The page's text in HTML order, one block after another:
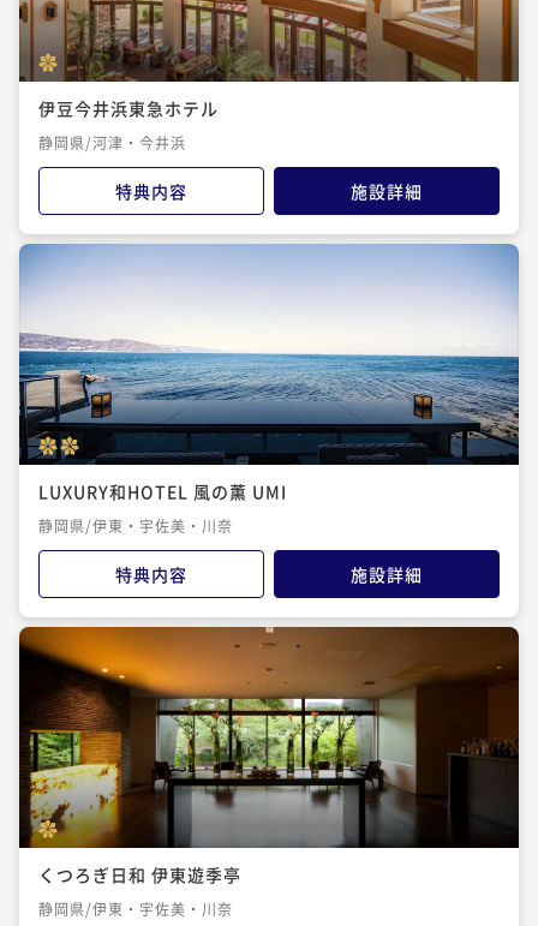
伊豆今井浜東急ホテル
静岡県/河津・今井浜
特典内容 施設詳細
LUXURY和HOTEL 風の薫 UMI
静岡県/伊東・宇佐美・川奈
特典内容 施設詳細
くつろぎ日和 伊東遊季亭
静岡県/伊東・宇佐美・川奈